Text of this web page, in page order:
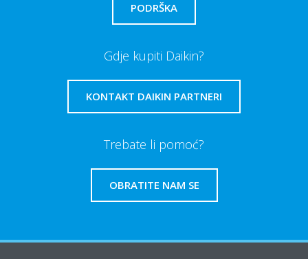
PODRŠKA
Gdje kupiti Daikin?
KONTAKT DAIKIN PARTNERI
Trebate li pomoć?
OBRATITE NAM SE